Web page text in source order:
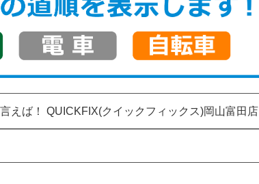
えば！ QUICKFIX(クイックフィックス)岡山富田店